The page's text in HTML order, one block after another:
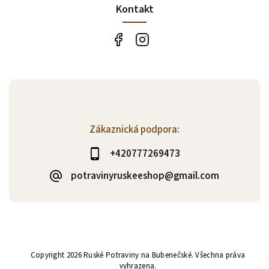
Zákaznická podpora:
+420777269473
potravinyruskeeshop@gmail.com
Kontakt
Copyright 2026Ruské Potraviny na Bubenečské. Všechna práva
vyhrazena.